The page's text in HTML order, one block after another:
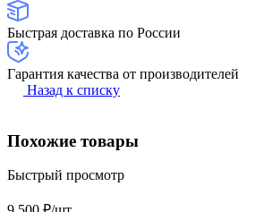
Быстрая доставка по России
Гарантия качества от производителей
Назад к списку
Похожие товары
Быстрый просмотр